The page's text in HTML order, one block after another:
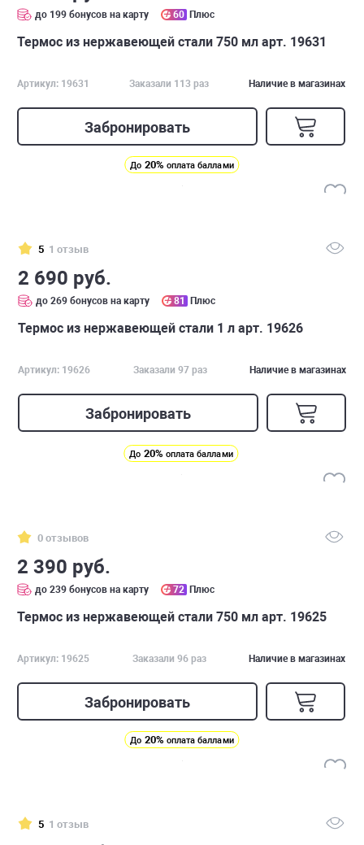
до 199 бонусов на карту 60 Плюс
Термос из нержавеющей стали 750 мл арт. 19631
Артикул: 19631 Заказали 113 раз Наличие в магазинах
Забронировать
До 20% оплата баллами
5 1 отзыв
2 690 руб.
до 269 бонусов на карту 81 Плюс
Термос из нержавеющей стали 1 л арт. 19626
Артикул: 19626 Заказали 97 раз Наличие в магазинах
Забронировать
До 20% оплата баллами
0 отзывов
2 390 руб.
до 239 бонусов на карту 72 Плюс
Термос из нержавеющей стали 750 мл арт. 19625
Артикул: 19625 Заказали 96 раз Наличие в магазинах
Забронировать
До 20% оплата баллами
5 1 отзыв